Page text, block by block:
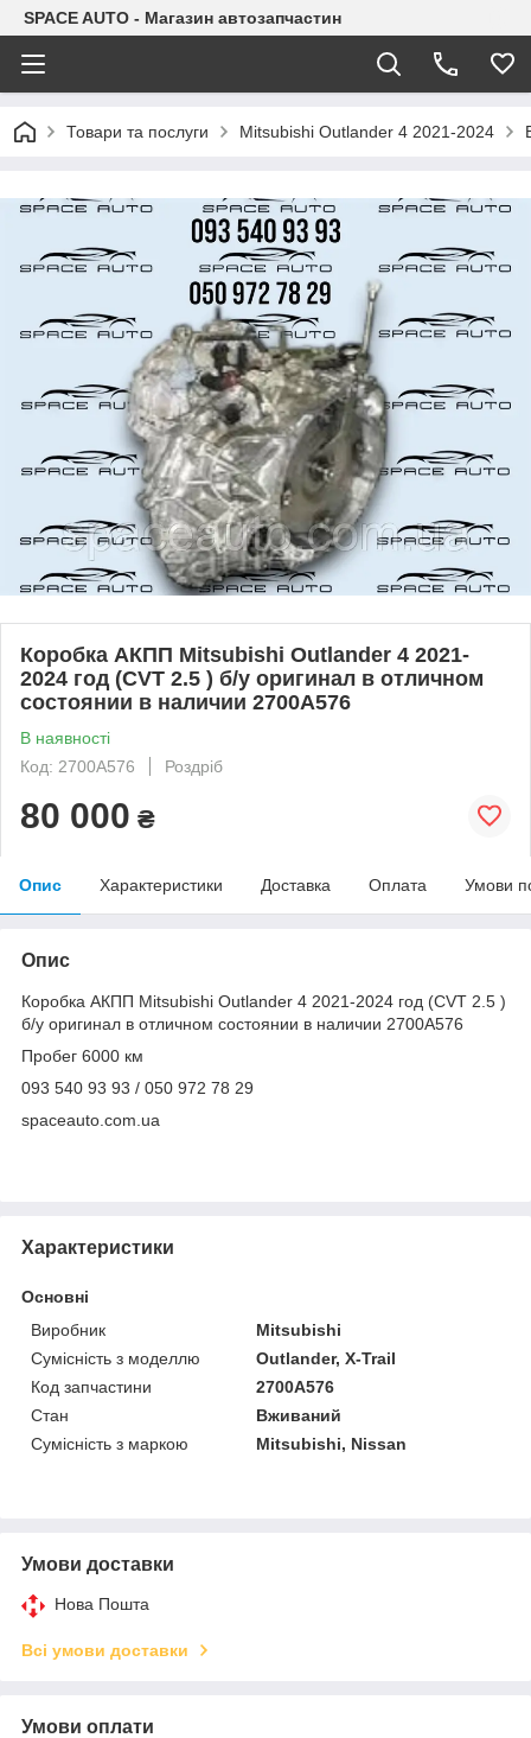
SPACE AUTO - Магазин автозапчастин
Товари та послуги Mitsubishi Outlander 4 2021-2024
Коробка АКПП Mitsubishi Outlander 4 2021-
2024 год (CVT 2.5 ) б/у оригинал в отличном
состоянии в наличии 2700A576
В наявності
Код: 2700A576
Роздріб
80 000 ₴
Опис Характеристики Доставка Оплата Умови
Опис
Коробка АКПП Mitsubishi Outlander 4 2021-2024 год (CVT 2.5 )
б/у оригинал в отличном состоянии в наличии 2700A576
Пробег 6000 км
093 540 93 93 / 050 972 78 29
spaceauto.com.ua
Характеристики
Основні
Виробник
Mitsubishi
Сумісність з моделлю
Outlander, X-Trail
Код запчастини
2700A576
Стан
Вживаний
Сумісність з маркою
Mitsubishi, Nissan
Умови доставки
Нова Пошта
Всі умови доставки
Умови оплати